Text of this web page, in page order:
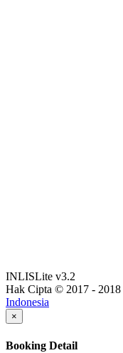
INLISLite v3.2
Hak Cipta © 2017 - 2018
Indonesia
×
Booking Detail